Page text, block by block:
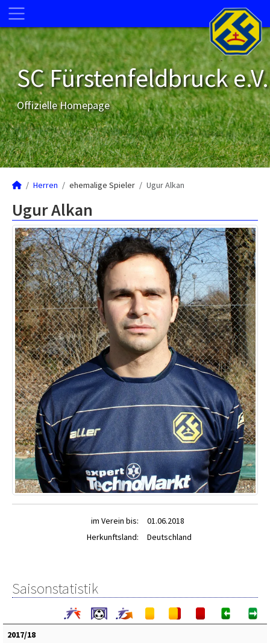
SC Fürstenfeldbruck e.V.
Offizielle Homepage
Herren ehemalige Spieler Ugur Alkan
Ugur Alkan
im Verein bis:
01.06.2018
Herkunftsland:
Deutschland
Saisonstatistik
2017/18